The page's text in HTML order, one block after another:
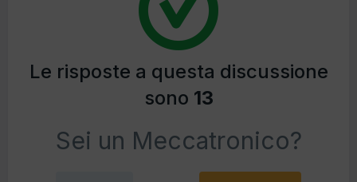
Le risposte a questa discussione
sono 13
Sei un Meccatronico?